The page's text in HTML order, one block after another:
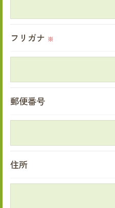
＜個人情報の委託につい
当社では、利用目的の
措置をとり、適切な監督
適切に安全管理対策を実
フリガナ ※
郵便番号
住所